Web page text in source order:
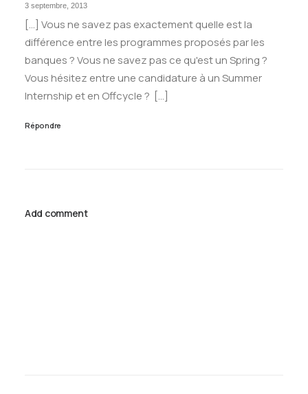
3 septembre, 2013
[…] Vous ne savez pas exactement quelle est la
différence entre les programmes proposés par les
banques ? Vous ne savez pas ce qu'est un Spring ?
Vous hésitez entre une candidature à un Summer
Internship et en Offcycle ? […]
Répondre
Add comment